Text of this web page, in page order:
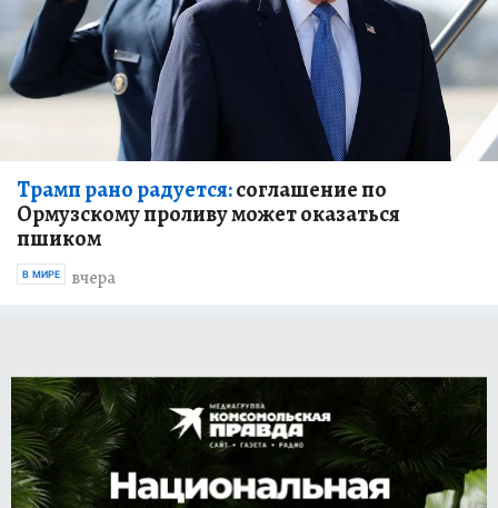
Трамп рано радуется:соглашение по
Ормузскому проливу может оказаться
пшиком
вчера
В МИРЕ